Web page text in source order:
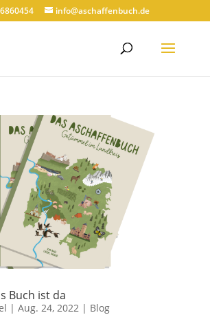
info@aschaffenbuch.de
Buch ist da
| Aug. 24, 2022| Blog